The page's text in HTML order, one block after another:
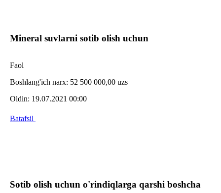
Mineral suvlarni sotib olish uchun
Faol
Boshlang'ich narx: 52 500 000,00 uzs
Oldin: 19.07.2021 00:00
Batafsil
Sotib olish uchun o'rindiqlarga qarshi boshcha